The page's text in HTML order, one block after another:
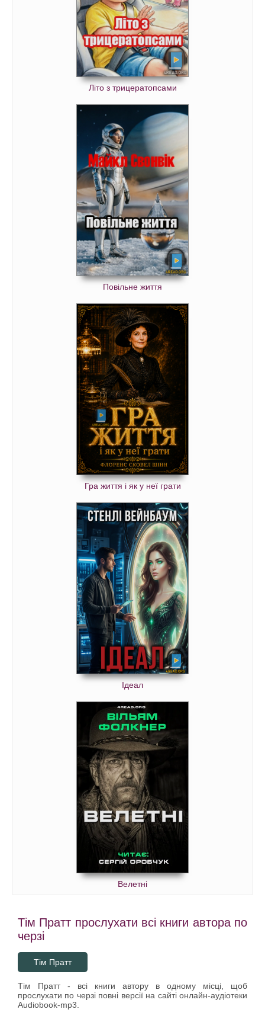
Літо з трицератопсами
Повільне життя
Гра життя і як у неї грати
Ідеал
Велетні
Тім Пратт прослухати всі книги автора по
черзі
Тім Пратт
Тім Пратт - всі книги автору в одному місці, щоб
прослухати по черзі повні версії на сайті онлайн-аудіотеки
Audiobook-mp3.